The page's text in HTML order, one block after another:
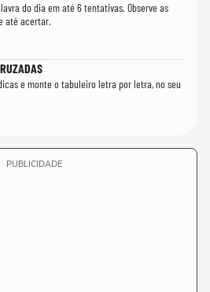
do dia em até 6 tentativas. Observe as
até acertar.
e monte o tabuleiro letra por letra, no seu
PUBLICIDADE